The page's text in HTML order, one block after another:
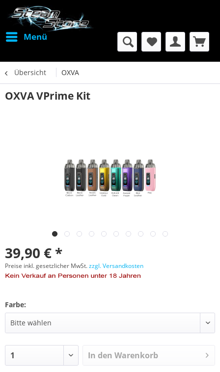
Menü
Übersicht OXVA
OXVA VPrime Kit
39,90 € *
Preise inkl. gesetzlicher MwSt.zzgl. Versandkosten
Farbe:
In den Warenkorb